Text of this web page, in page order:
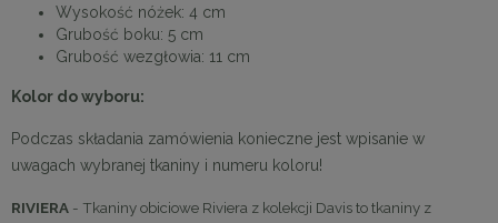
Wysokość nóżek: 4 cm
Grubość boku: 5 cm
Grubość wezgłowia: 11 cm
Kolor do wyboru:
Podczas składania zamówienia konieczne jest wpisanie w
uwagach wybranej tkaniny i numeru koloru!
RIVIERA - Tkaniny obiciowe Riviera z kolekcji Davis to tkaniny z